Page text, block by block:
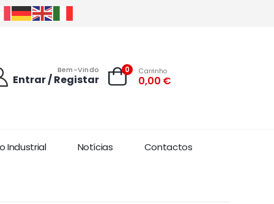
Bem-Vindo
Entrar / Registar
0 Carrinho
0,00 €
Industrial Notícias Contactos